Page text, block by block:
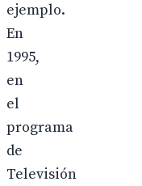
ejemplo.
En
1995,
en
el
programa
de
Televisión